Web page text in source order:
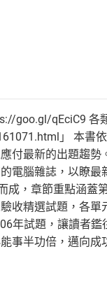
goo.gl/qEciC9
」 本書
付最新的出題趨
的電腦雜誌，以
，章節重點涵蓋
收精選試題，各
年試題，讓讀者
事半功倍，邁向